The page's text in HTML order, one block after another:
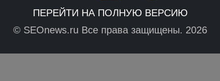
ПЕРЕЙТИ НА ПОЛНУЮ ВЕРСИЮ
© SEOnews.ru Все права защищены. 2026